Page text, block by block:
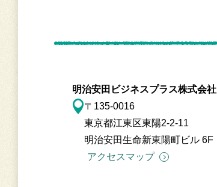
明治安田ビジネスプラス株式会社
〒135-0016
東京都江東区東陽2-2-11
明治安田生命新東陽町ビル 6F
アクセスマップ